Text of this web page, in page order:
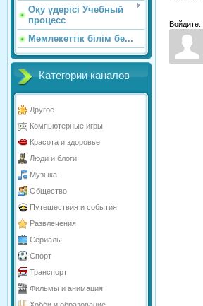
Оқу үдерісі Учебный
процесс
Мемлекеттік білім бе...
Категории каналов
Другое
Компьютерные игры
Красота и здоровье
Люди и блоги
Музыка
Общество
Путешествия и события
Развлечения
Сериалы
Спорт
Транспорт
Фильмы и анимация
Войдите: